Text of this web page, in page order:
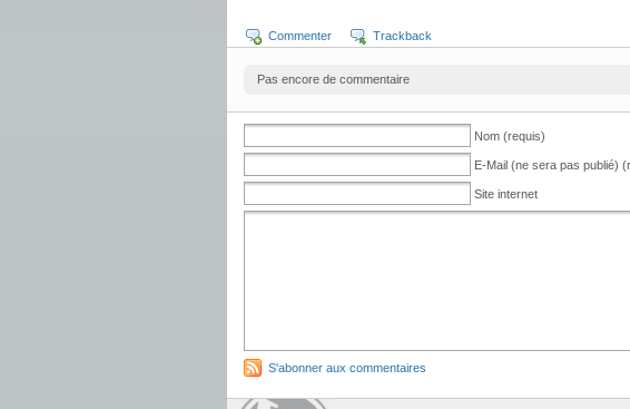
Commenter Trackback
Pas encore de commentaire
Nom (requis)
E-Mail (ne sera pas publié)
Site internet
S'abonner aux commentaires